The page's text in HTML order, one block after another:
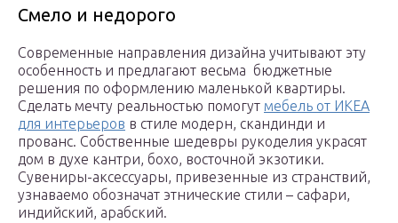
Смело и недорого
Современные направления дизайна учитывают эту
особенность и предлагают весьма бюджетные
решения по оформлению маленькой квартиры.
Сделать мечту реальностью помогут мебель от ИКЕА
для интерьеров в стиле модерн, скандинди и
прованс. Собственные шедевры рукоделия украсят
дом в духе кантри, бохо, восточной экзотики.
Сувениры-аксессуары, привезенные из странствий,
узнаваемо обозначат этнические стили – сафари,
индийский, арабский.